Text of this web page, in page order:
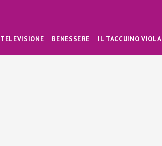
TELEVISIONE BENESSERE IL TACCUINO VIOLA